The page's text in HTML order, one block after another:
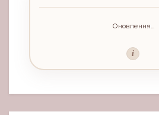
Оновлення...
i